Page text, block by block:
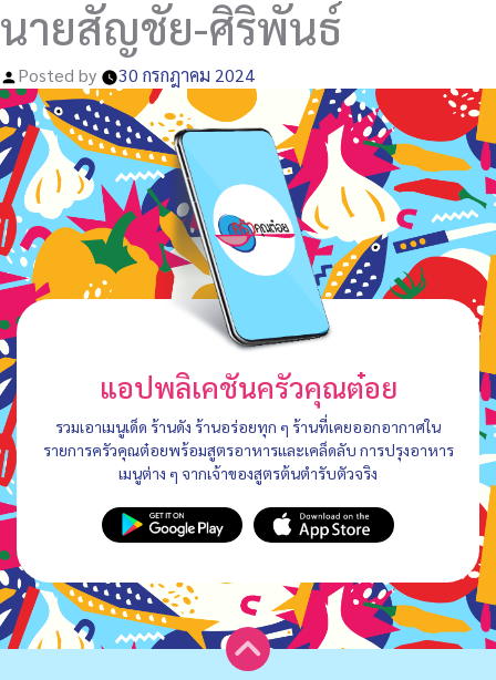
นายสัญชัย-ศิริพันธ์
Posted by 30 กรกฎาคม 2024
แอปพลิเคชันครัวคุณต๋อย
รวมเอาเมนูเด็ด ร้านดัง ร้านอร่อยทุก ๆ ร้านที่เคยออกอากาศใน
รายการครัวคุณต๋อยพร้อมสูตรอาหารและเคล็ดลับ การปรุงอาหาร
เมนูต่าง ๆ จากเจ้าของสูตรต้นตำรับตัวจริง